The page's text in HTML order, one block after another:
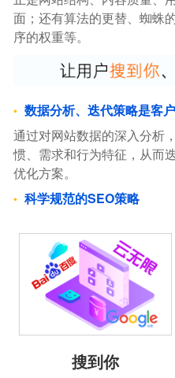
面；还有算法的更替、蜘蛛
序的权重等。
数据分析、迭代策略是客
通过对网站数据的深入分析
惯、需求和行为特征，从而
优化方案。
科学规范的SEO策略
搜到你